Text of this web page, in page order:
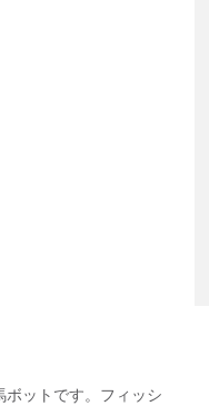
ットです。フィッシ